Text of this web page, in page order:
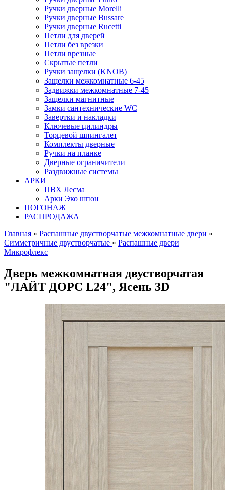
Ручки дверные Morelli
Ручки дверные Bussare
Ручки дверные Rucetti
Петли для дверей
Петли без врезки
Петли врезные
Скрытые петли
Ручки защелки (KNOB)
Защелки межкомнатные 6-45
Задвижки межкомнатные 7-45
Защелки магнитные
Замки сантехнические WC
Завертки и накладки
Ключевые цилиндры
Торцевой шпингалет
Комплекты дверные
Ручки на планке
Дверные ограничители
Раздвижные системы
АРКИ
ПВХ Лесма
Арки Эко шпон
ПОГОНАЖ
РАСПРОДАЖА
Главная » Распашные двустворчатые межкомнатные двери »
Симметричные двустворчатые » Распашные двери
Микрофлекс
Дверь межкомнатная двустворчатая
"ЛАЙТ ДОРС L24", Ясень 3D